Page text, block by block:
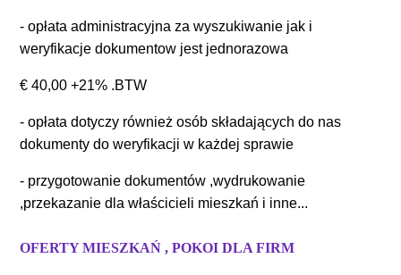
- opłata administracyjna za wyszukiwanie jak i
weryfikacje dokumentow jest jednorazowa
€ 40,00 +21% .BTW
- opłata dotyczy również osób składających do nas
dokumenty do weryfikacji w każdej sprawie
- przygotowanie dokumentów ,wydrukowanie
,przekazanie dla właścicieli mieszkań i inne...
OFERTY MIESZKAŃ , POKOI DLA FIRM